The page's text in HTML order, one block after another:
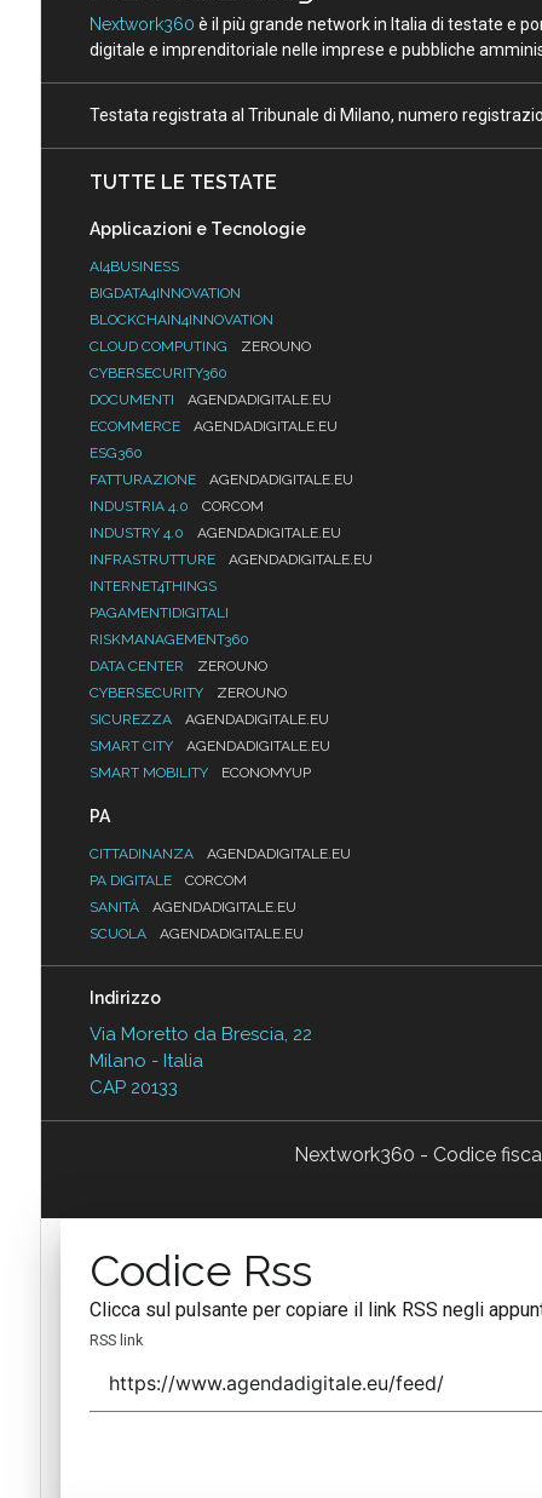
Nextwork360 è il più grande network in Italia di testate e
digitale e imprenditoriale nelle imprese e pubbliche
Testata registrata al Tribunale di Milano, numero
TUTTE LE TESTATE
Applicazioni e Tecnologie
AI4BUSINESS
BIGDATA4INNOVATION
BLOCKCHAIN4INNOVATION
CLOUD COMPUTING
ZEROUNO
CYBERSECURITY360
DOCUMENTI
AGENDADIGITALE.EU
ECOMMERCE
AGENDADIGITALE.EU
ESG360
FATTURAZIONE
AGENDADIGITALE.EU
INDUSTRIA 4.0
CORCOM
INDUSTRY 4.0
AGENDADIGITALE.EU
INFRASTRUTTURE
AGENDADIGITALE.EU
INTERNET4THINGS
PAGAMENTIDIGITALI
RISKMANAGEMENT360
DATA CENTER
ZEROUNO
CYBERSECURITY
ZEROUNO
SICUREZZA
AGENDADIGITALE.EU
SMART CITY
AGENDADIGITALE.EU
SMART MOBILITY
ECONOMYUP
PA
CITTADINANZA
AGENDADIGITALE.EU
PA DIGITALE
CORCOM
SANITÀ
AGENDADIGITALE.EU
SCUOLA
AGENDADIGITALE.EU
Indirizzo
Via Moretto da Brescia, 22
Milano - Italia
CAP 20133
Nextwork360 - Codice
Codice Rss
Clicca sul pulsante per copiare il link RSS negli
RSS link